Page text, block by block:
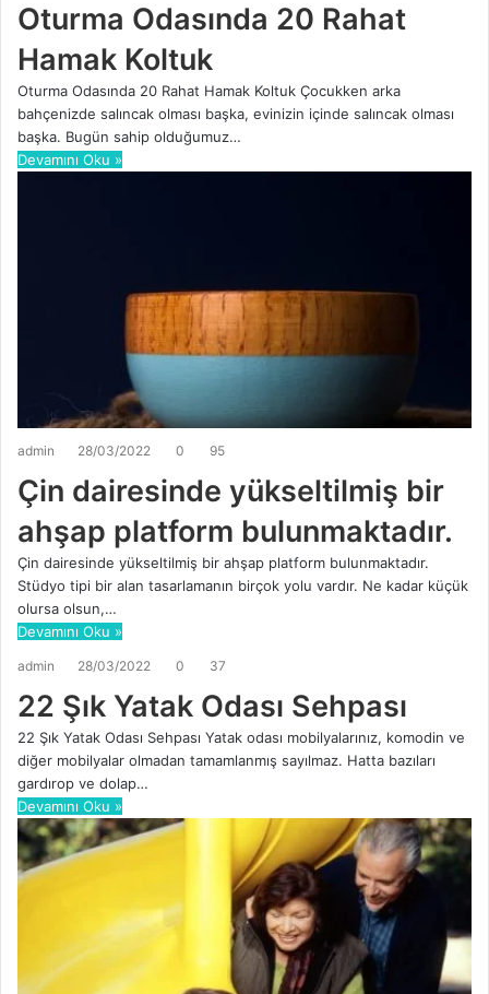
Oturma Odasında 20 Rahat
Hamak Koltuk
Oturma Odasında 20 Rahat Hamak Koltuk Çocukken arka
bahçenizde salıncak olması başka, evinizin içinde salıncak olması
başka. Bugün sahip olduğumuz…
Devamını Oku »
admin 28/03/2022 0 95
Çin dairesinde yükseltilmiş bir
ahşap platform bulunmaktadır.
Çin dairesinde yükseltilmiş bir ahşap platform bulunmaktadır.
Stüdyo tipi bir alan tasarlamanın birçok yolu vardır. Ne kadar küçük
olursa olsun,…
Devamını Oku »
admin 28/03/2022 0 37
22 Şık Yatak Odası Sehpası
22 Şık Yatak Odası Sehpası Yatak odası mobilyalarınız, komodin ve
diğer mobilyalar olmadan tamamlanmış sayılmaz. Hatta bazıları
gardırop ve dolap…
Devamını Oku »